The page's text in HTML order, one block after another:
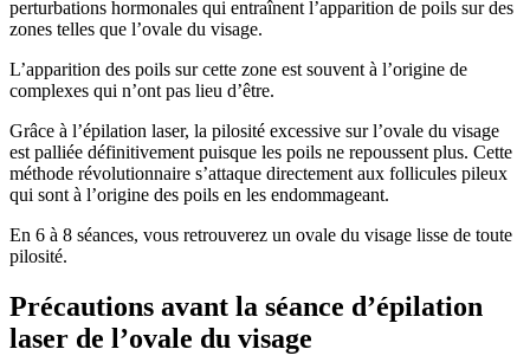
perturbations hormonales qui entraînent l’apparition de poils sur des
zones telles que l’ovale du visage.
L’apparition des poils sur cette zone est souvent à l’origine de
complexes qui n’ont pas lieu d’être.
Grâce à l’épilation laser, la pilosité excessive sur l’ovale du visage
est palliée définitivement puisque les poils ne repoussent plus. Cette
méthode révolutionnaire s’attaque directement aux follicules pileux
qui sont à l’origine des poils en les endommageant.
En 6 à 8 séances, vous retrouverez un ovale du visage lisse de toute
pilosité.
Précautions avant la séance d’épilation
laser de l’ovale du visage